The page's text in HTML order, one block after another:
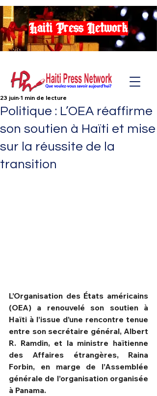
Haiti Press Network
HPN Live
Politique : L’OEA réaffirme
son soutien à Haïti et mise
sur la réussite de la
transition
23 juin 1 min de lecture
L’Organisation des États américains
(OEA) a renouvelé son soutien à
Haïti à l’issue d’une rencontre tenue
entre son secrétaire général, Albert
R. Ramdin, et la ministre haïtienne
des Affaires étrangères, Raina
Forbin, en marge de l’Assemblée
générale de l’organisation organisée
à Panama.